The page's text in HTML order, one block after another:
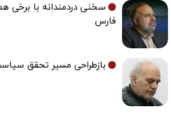
سخنی دردمندانه با برخی
فارس
بازطراحی مسیر تحقق